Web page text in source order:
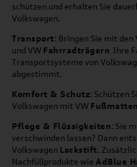
schützen und erhalten Sie
Volkswagen.
Transport: Bringen Sie mit den
und VW Fahrradträgern Ihre
Transportsysteme von
abgestimmt.
Komfort & Schutz: Schützen
Volkswagen mit VW Fußmatten
Pflege & Flüssigkeiten: Sie
verschwinden lassen? Dann
Volkswagen Lackstift.
Nachfüllprodukte wie AdBlue